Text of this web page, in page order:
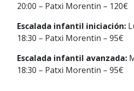
20:00 – Patxi Morentin – 120€
Escalada infantil iniciación:
18:30 – Patxi Morentin – 95€
Escalada infantil avanzada:
18:30 – Patxi Morentin – 95€